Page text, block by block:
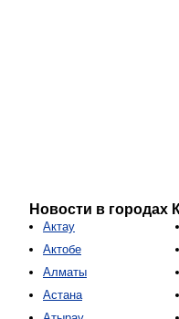
Новости в городах
Актау
Актобе
Алматы
Астана